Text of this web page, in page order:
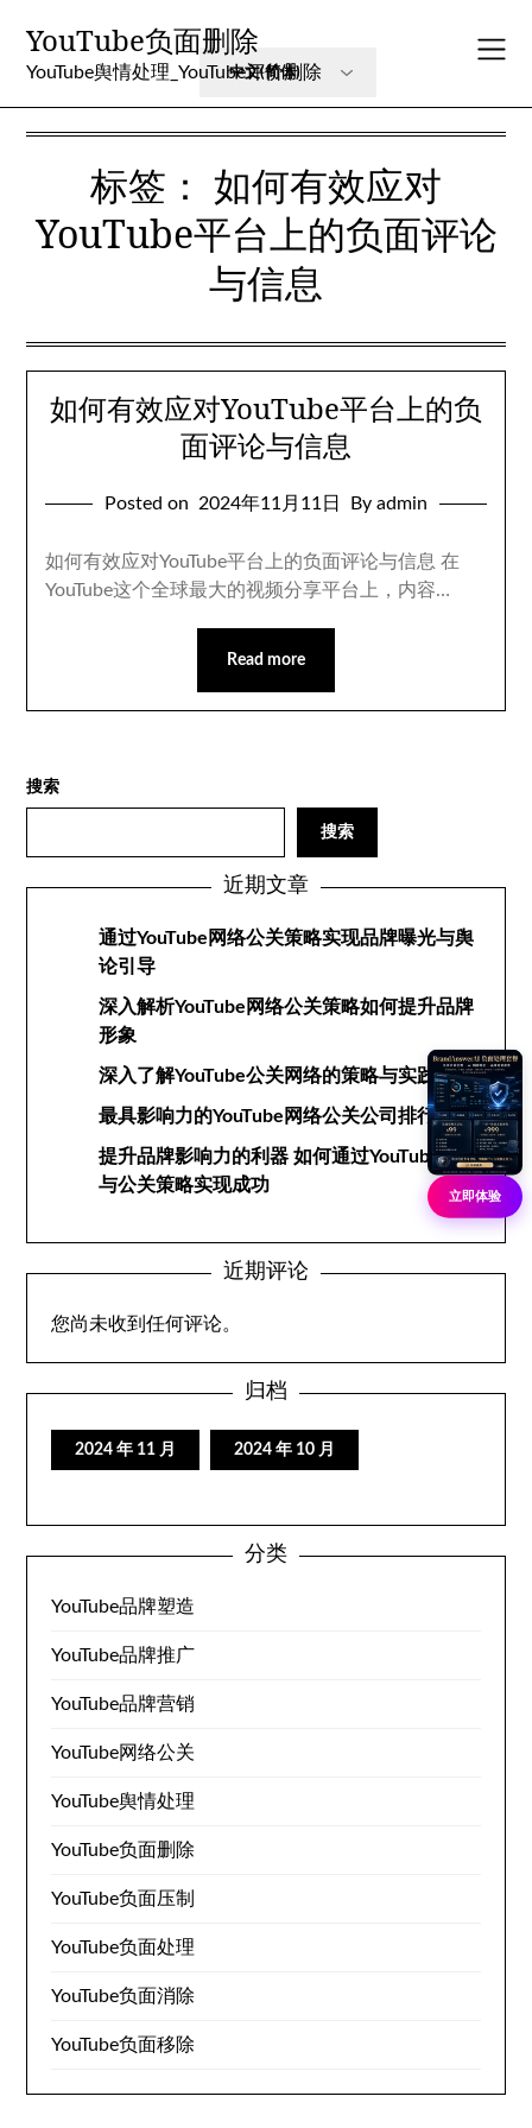
content
YouTube负面删除
YouTube舆情处理_YouTube评价删除
标签： 如何有效应对
YouTube平台上的负面评论
与信息
如何有效应对YouTube平台上的负
面评论与信息
Posted on 2024年11月11日 By admin
如何有效应对YouTube平台上的负面评论与信息 在
YouTube这个全球最大的视频分享平台上，内容…
Read more
搜索
搜索
近期文章
通过YouTube网络公关策略实现品牌曝光与舆
论引导
深入解析YouTube网络公关策略如何提升品牌
形象
深入了解YouTube公关网络的策略与实践
最具影响力的YouTube网络公关公司排行榜
提升品牌影响力的利器 如何通过YouTube网络
与公关策略实现成功
近期评论
您尚未收到任何评论。
归档
2024 年 11 月 2024 年 10 月
分类
YouTube品牌塑造
YouTube品牌推广
YouTube品牌营销
YouTube网络公关
YouTube舆情处理
YouTube负面删除
YouTube负面压制
YouTube负面处理
YouTube负面消除
YouTube负面移除
立即体验